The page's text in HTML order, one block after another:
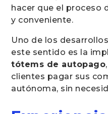
hacer que el proceso
y conveniente.
Uno de los
este sentido es la
tótems de autopago
clientes pagar sus
autónoma, sin